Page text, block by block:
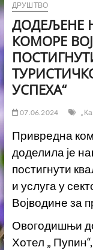
ДРУШТВО
ДОДЕЉЕНЕ
КОМОРЕ
УСПЕХА“
07.06.2024 „
Привредна
доделила је
постигнути
и услуга у
Војводине за
Овогодишњи
Хотел „